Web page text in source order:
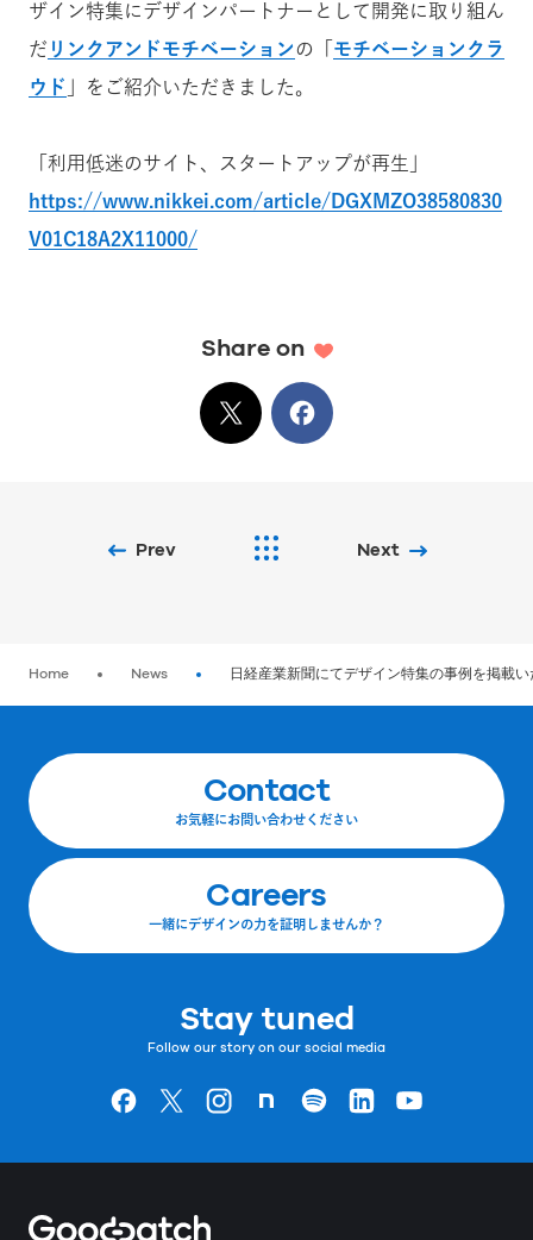
ザイン特集にデザインパートナーとして開発に取り組ん
だ リンクアンドモチベーションの「 モチベーションクラ
ウド
」をご紹介いただきました。
「利用低迷のサイト、スタートアップが再生」
https://www.nikkei.com/article/DGXMZO38580830
V01C18A2X11000/
Share on
XでシェアFacebook
Prev Next
Home News 日経産業新聞にてデザイン特集の事例を掲載
Contact
お気軽にお問い合わせください
Careers
一緒にデザインの力を証明しませんか？
Stay tuned
Follow our story on our social media
Goodpatchの
ページ
Goodpatchの
ページ
Goodpatchの
ページGoodpatchの
ページ
Goodpatchの
ページ
Goodpatchの
ページ
Goodpatchの